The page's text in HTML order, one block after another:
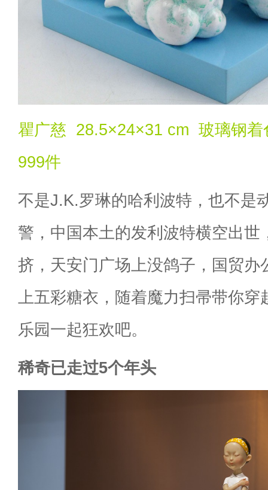
瞿广慈 28.5×24×31 cm 玻璃钢
999件
不是J.K.罗琳的哈利波特，也不是
警，中国本土的发利波特横空出世
挤，天安门广场上没鸽子，国贸办
上五彩糖衣，随着魔力扫帚带你穿
乐园一起狂欢吧。
稀奇已走过5个年头